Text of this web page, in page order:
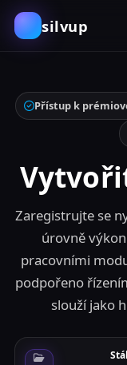
silvup
Přístup k
Zaregistrujte se
úrovně
pracovními
podpořeno
slouží jako